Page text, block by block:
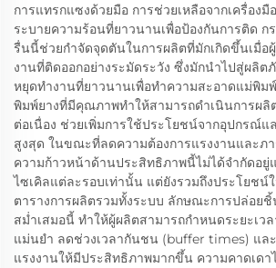
การแทรกแซงด้วยมือ การช่วยเหลือจากเครื่องมื
ระบายความร้อนที่ยาวนานเพื่อป้องกันการติด ก
รื่นนี้ช่วยกำจัดจุดตันในการผลิตที่มักเกิดขึ้นเมื่อ
งานที่ติดออกอย่างระมัดระวัง ซึ่งมักนำไปสู่ผลิ
หยุดทำงานที่ยาวนานเพื่อทำความสะอาดแม่พิม
พิมพ์ยางที่มีคุณภาพทำให้สามารถดำเนินการผลิ
ต่อเนื่อง ช่วยเพิ่มการใช้ประโยชน์จากอุปกรณ์แ
สูงสุด ในขณะที่ลดความต้องการแรงงานและภ
ความก้าวหน้าด้านประสิทธิภาพนี้ไม่ได้จำกัดอยู่
ไซเคิลแต่ละรอบเท่านั้น แต่ยังรวมถึงประโยชน์
ตารางการผลิตรวมทั้งระบบ ลักษณะการปล่อยชิ้
สม่ำเสมอนี้ ทำให้ผู้ผลิตสามารถกำหนดระยะเว
แม่นยำ ลดช่วงเวลากันชน (buffer times) แล
แรงงานให้มีประสิทธิภาพมากขึ้น ความคาดเด